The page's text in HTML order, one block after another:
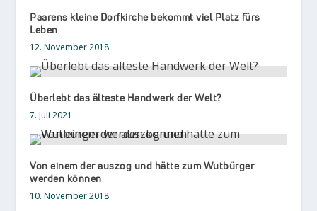
Paarens kleine Dorfkirche bekommt viel Platz fürs
Leben
12. November 2018
Überlebt das älteste Handwerk der Welt?
7. Juli 2021
Von einem der auszog und hätte zum Wutbürger
werden können
10. November 2018